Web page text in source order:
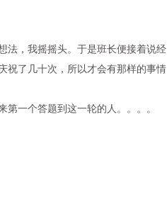
法，我摇摇头。于是班长便接着说经
祝了几十次，所以才会有那样的事情
一个答题到这一轮的人。。。。